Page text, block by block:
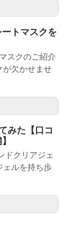
ートマスクを
スクのご紹介
が欠かせませ
みた【口コ
ドクリアジェ
ェルを持ち歩